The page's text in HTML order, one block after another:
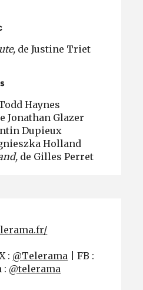
de Justine Triet
Haynes
Jonathan Glazer
Dupieux
Holland
de Gilles Perret
: @Telerama | FB :
: @telerama